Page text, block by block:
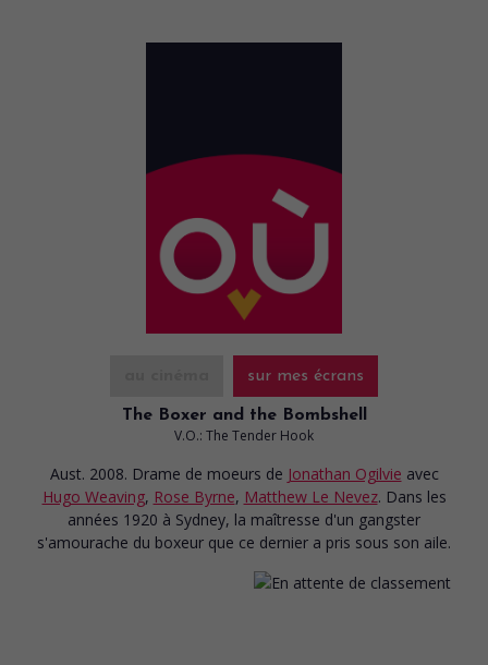
sur mes écrans
The Boxer and the Bombshell
V.O.: The Tender Hook
Aust. 2008. Drame de moeurs de Jonathan Ogilvie avec
Hugo Weaving, Rose Byrne, Matthew Le Nevez. Dans les
années 1920 à Sydney, la maîtresse d'un gangster
s'amourache du boxeur que ce dernier a pris sous son aile.